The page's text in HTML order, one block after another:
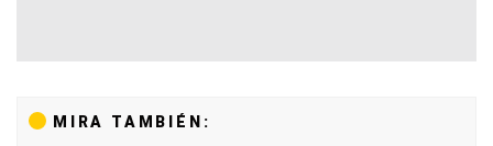
MIRA TAMBIÉN: